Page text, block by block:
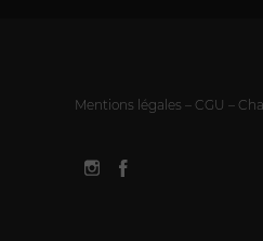
Mentions légales – CGU –